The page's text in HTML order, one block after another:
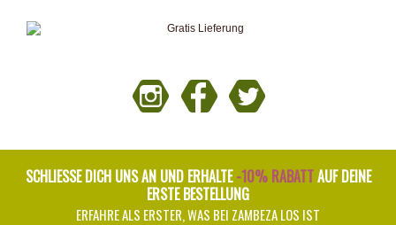
SCHLIESSE DICH UNS AN UND ERHALTE -10% RABATTAUF DEINE
ERSTE BESTELLUNG
ERFAHRE ALS ERSTER, WAS BEI ZAMBEZA LOS IST